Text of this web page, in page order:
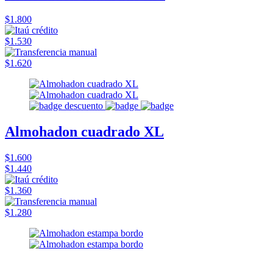
$1.800
$1.530
$1.620
Almohadon cuadrado XL
$1.600
$1.440
$1.360
$1.280